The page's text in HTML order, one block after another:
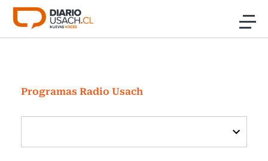
Click acá para ir directamente al contenido
Investigación
Cultura
Programas Radio y TV Usach
Programas Radio Usach